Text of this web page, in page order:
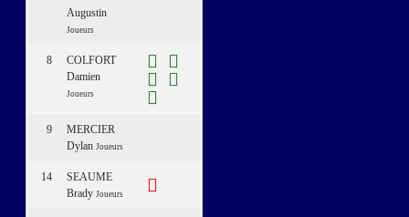
Augustin
Joueurs
8
COLFORT
Damien
Joueurs
9
MERCIER
Dylan Joueurs
14
SEAUME
Brady Joueurs